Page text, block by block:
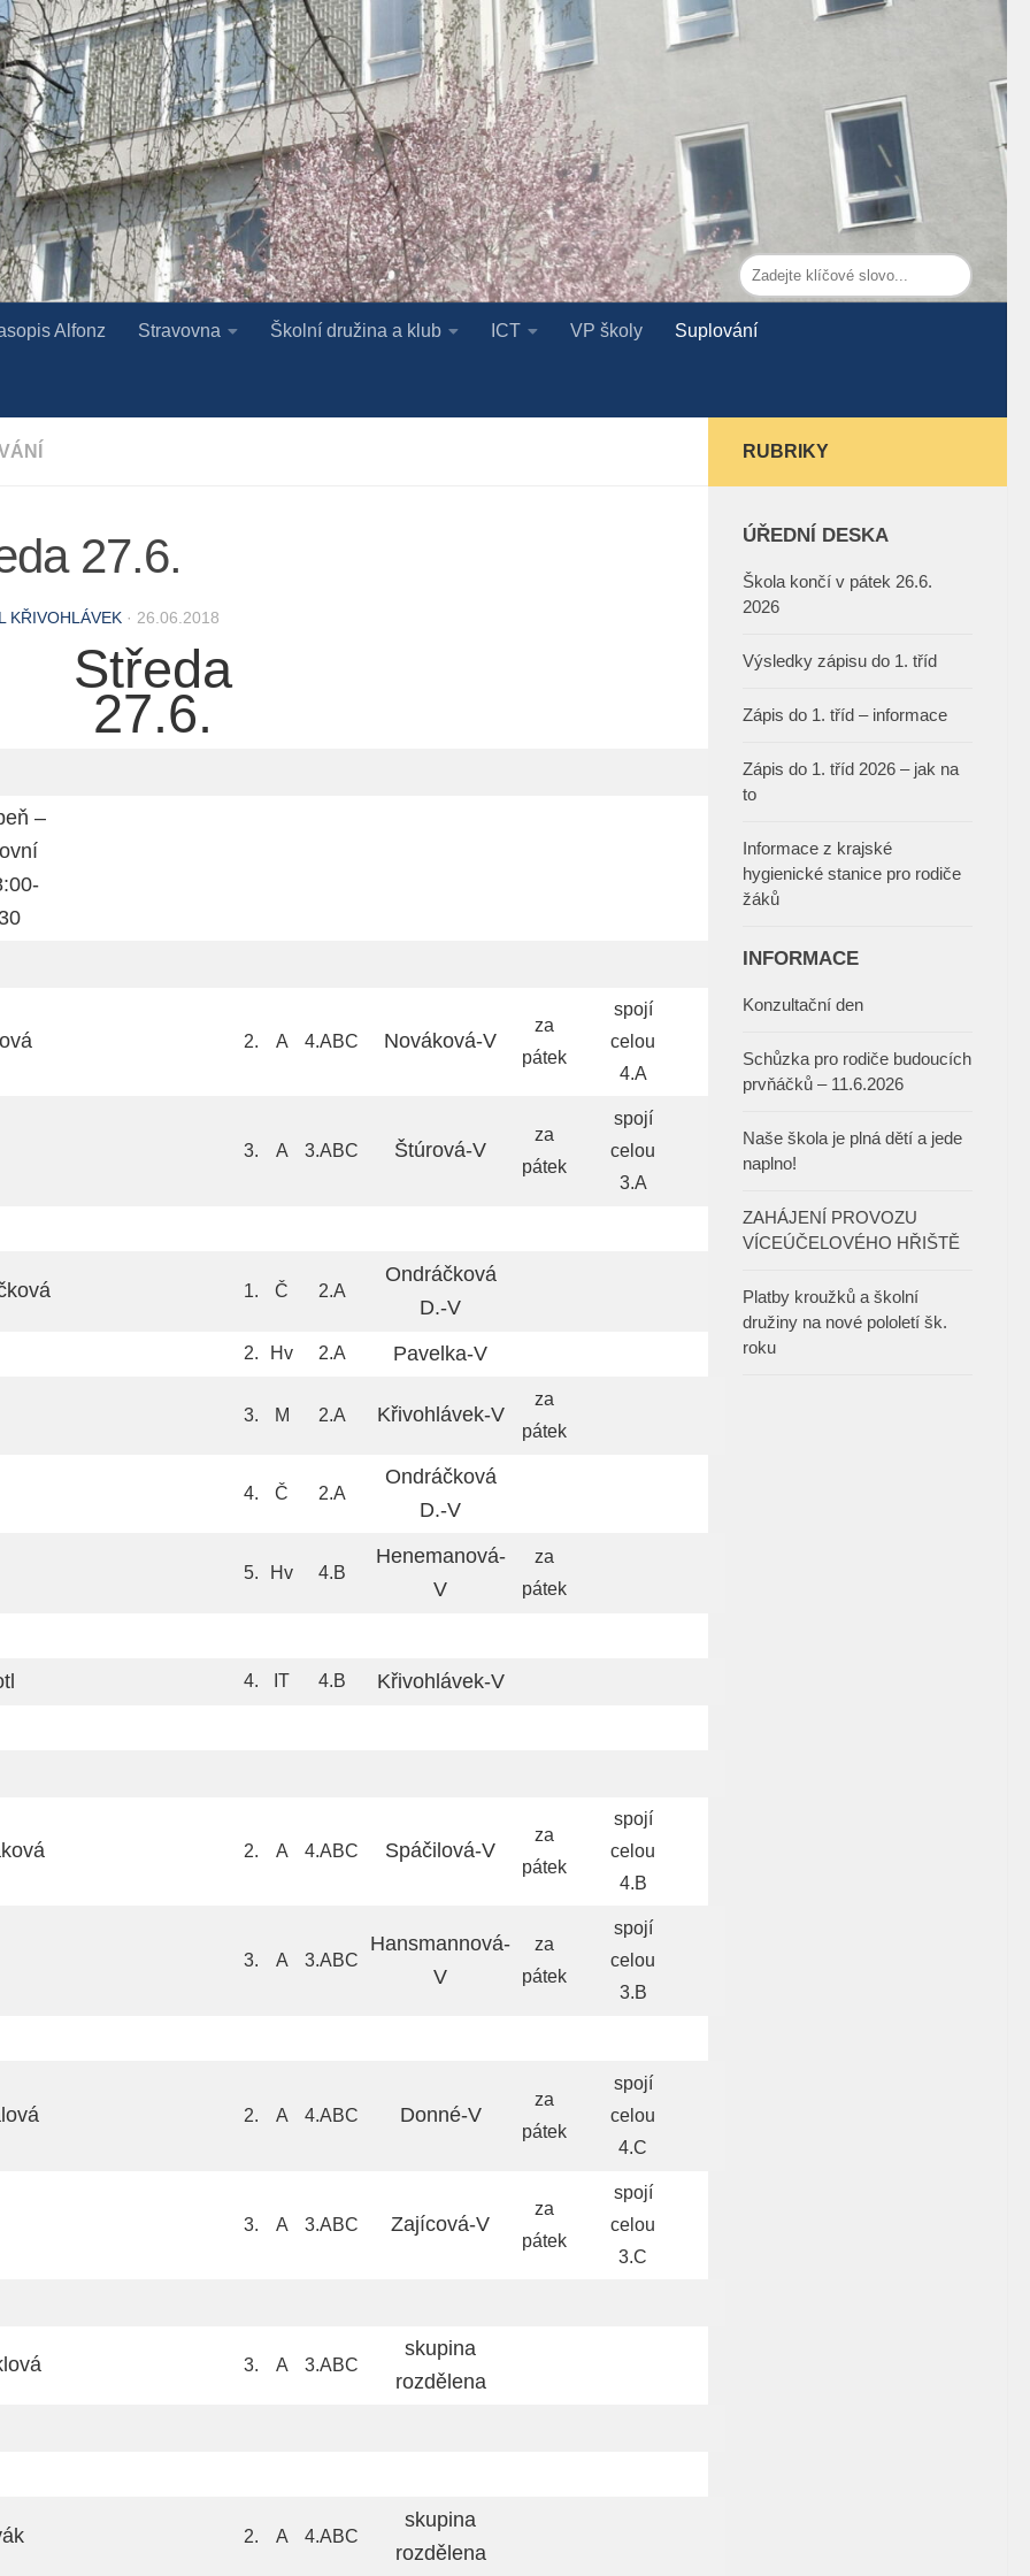
Alfonz Stravovna Školní družina a klub ICT VP školy Suplování
27.6.
KŘIVOHLÁVEK · 26.06.2018
Středa
27.6.
–
2. A 4.ABC Nováková-V
za
pátek
spojí
celou
4.A
3. A 3.ABC Štúrová-V
za
pátek
spojí
celou
3.A
1. Č 2.A
Ondráčková
D.-V
2. Hv 2.A Pavelka-V
3. M 2.A Křivohlávek-V
za
pátek
4. Č 2.A
Ondráčková
D.-V
5. Hv 4.B
Henemanová-
V
za
pátek
4. IT 4.B Křivohlávek-V
2. A 4.ABC Spáčilová-V
za
pátek
spojí
celou
4.B
3. A 3.ABC
Hansmannová-
V
za
pátek
spojí
celou
3.B
2. A 4.ABC Donné-V
za
pátek
spojí
celou
4.C
3. A 3.ABC Zajícová-V
za
pátek
spojí
celou
3.C
3. A 3.ABC
skupina
rozdělena
2. A 4.ABC
skupina
rozdělena
RUBRIKY
ÚŘEDNÍ DESKA
Škola končí v pátek 26.6.
2026
Výsledky zápisu do 1. tříd
Zápis do 1. tříd – informace
Zápis do 1. tříd 2026 – jak na
to
Informace z krajské
hygienické stanice pro rodiče
žáků
INFORMACE
Konzultační den
Schůzka pro rodiče budoucích
prvňáčků – 11.6.2026
Naše škola je plná dětí a jede
naplno!
ZAHÁJENÍ PROVOZU
VÍCEÚČELOVÉHO HŘIŠTĚ
Platby kroužků a školní
družiny na nové pololetí šk.
roku